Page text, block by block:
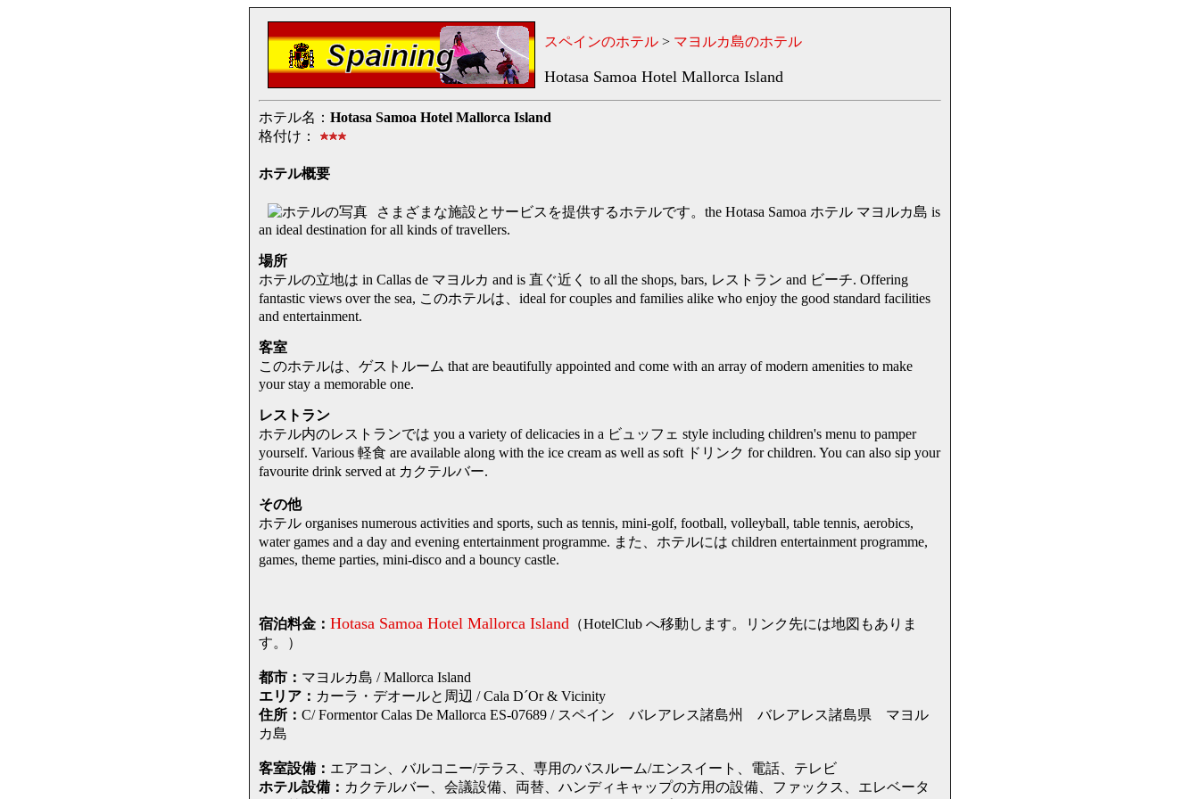
スペインのホテル> マヨルカ島のホテル
Hotasa Samoa Hotel Mallorca Island
ホテル名： Hotasa Samoa Hotel Mallorca Island
格付け：
ホテル概要
さまざまな施設とサービスを提供するホテルです。the Hotasa Samoa ホテル マヨルカ島 is
an ideal destination for all kinds of travellers.
場所
ホテルの立地は in Callas de マヨルカ and is 直ぐ近く to all the shops, bars, レストラン and ビーチ. Offering
fantastic views over the sea, このホテルは、ideal for couples and families alike who enjoy the good standard facilities
and entertainment.
客室
このホテルは、ゲストルーム that are beautifully appointed and come with an array of modern amenities to make
your stay a memorable one.
レストラン
ホテル内のレストランでは you a variety of delicacies in a ビュッフェ style including children's menu to pamper
yourself. Various 軽食 are available along with the ice cream as well as soft ドリンク for children. You can also sip your
favourite drink served at カクテルバー.
その他
ホテル organises numerous activities and sports, such as tennis, mini-golf, football, volleyball, table tennis, aerobics,
water games and a day and evening entertainment programme. また、ホテルには children entertainment programme,
games, theme parties, mini-disco and a bouncy castle.
宿泊料金： Hotasa Samoa Hotel Mallorca Island （HotelClub へ移動します。リンク先には地図もありま
す。）
都市： マヨルカ島 / Mallorca Island
エリア： カーラ・デオールと周辺 / Cala D´Or & Vicinity
住所： C/ Formentor Calas De Mallorca ES-07689 / スペイン バレアレス諸島州 バレアレス諸島県 マヨル
カ島
客室設備： エアコン、バルコニー/テラス、専用のバスルーム/エンスイート、電話、テレビ
ホテル設備： カクテルバー、会議設備、両替、ハンディキャップの方用の設備、ファックス、エレベータ